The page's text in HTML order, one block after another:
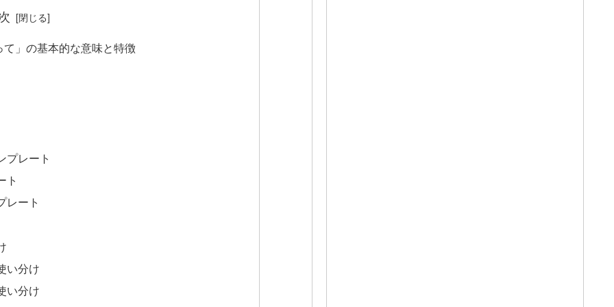
」の基本的な意味と特徴
プレート
ト
レート
い分け
い分け